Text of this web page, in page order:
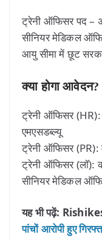
ट्रेनी ऑफिसर पद –
सीनियर मेडिकल
आयु सीमा में छूट
क्या होगा आवेदन?
ट्रेनी ऑफिसर (HR):
एमएसडब्ल्यू
ट्रेनी ऑफिसर (PR):
ट्रेनी ऑफिसर (लॉ):
सीनियर मेडिकल
यह भी पढ़ें:
पांचों आरोपी हुए